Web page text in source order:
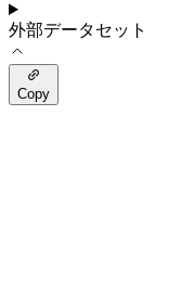
外部データセット
Copy